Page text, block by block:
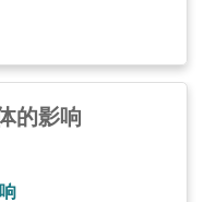
的影响